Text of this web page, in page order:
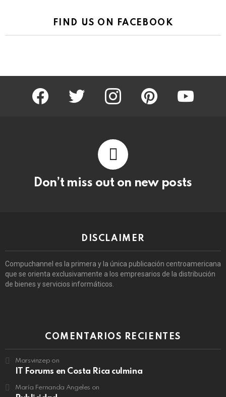
FIND US ON FACEBOOK
facebook twitter instagram pinterest youtube
Don’t miss out on new posts
DISCLAIMER
Compuchannel es la primera y la única publicación centroamericana
que se orienta exclusivamente a los empresarios de la distribución
de bienes y servicios informáticos.
COMENTARIOS RECIENTES
Marsvinzep on
IT Forums en Costa Rica culmina
María Fernanda Angeles on